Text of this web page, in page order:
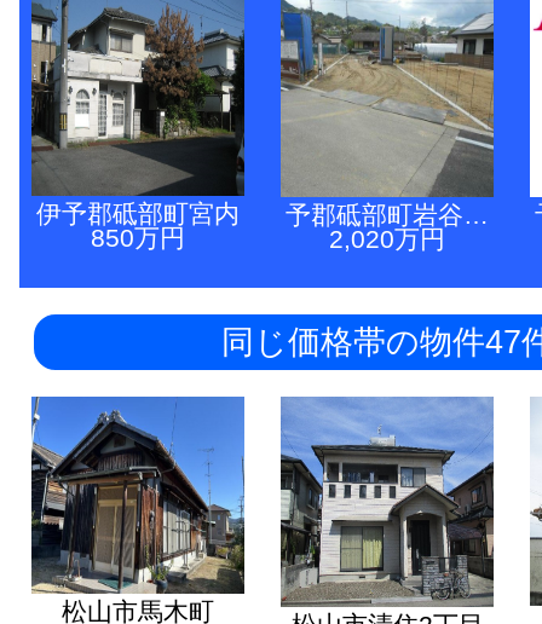
伊予郡砥部町宮内
850万円
予郡砥部町岩谷…
2,020万円
同じ価格帯の物件47
松山市馬木町